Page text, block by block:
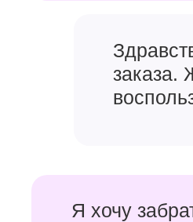
заказа.
Я хочу